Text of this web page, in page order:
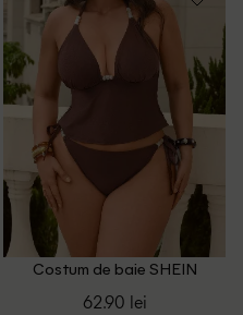
Costum de baie SHEIN
62.90 lei